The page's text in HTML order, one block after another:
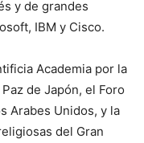
y de grandes
IBM y Cisco.
Academia por la
de Japón, el Foro
Arabes Unidos, y la
del Gran